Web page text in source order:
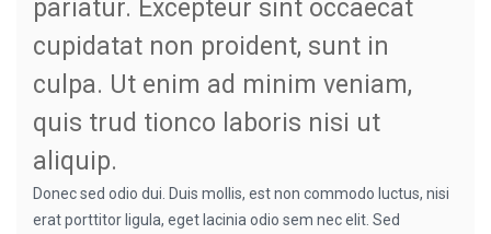
pariatur. Excepteur sint occaecat
cupidatat non proident, sunt in
culpa. Ut enim ad minim veniam,
quis trud tionco laboris nisi ut
aliquip.
Donec sed odio dui. Duis mollis, est non commodo luctus, nisi
erat porttitor ligula, eget lacinia odio sem nec elit. Sed